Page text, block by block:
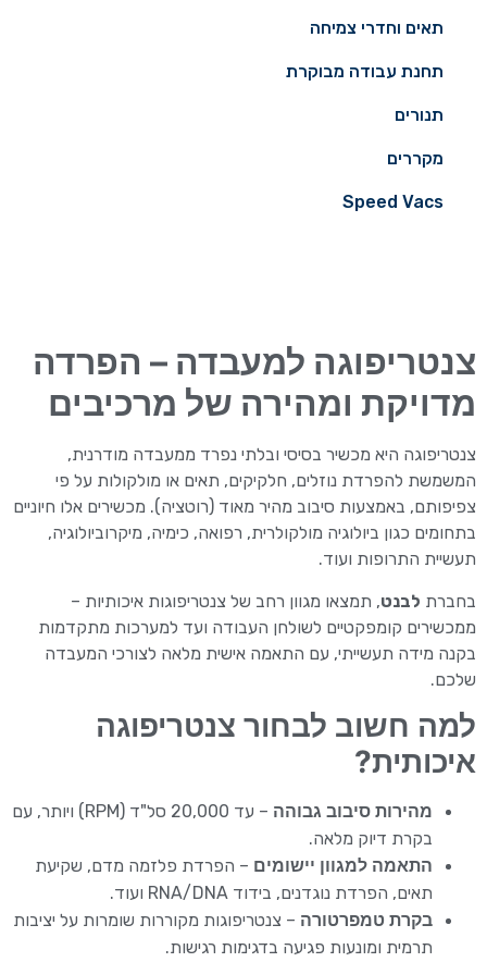
תאים וחדרי צמיחה
תחנת עבודה מבוקרת
תנורים
מקררים
Speed ​​Vacs
צנטריפוגה למעבדה – הפרדה
מדויקת ומהירה של מרכיבים
צנטריפוגה היא מכשיר בסיסי ובלתי נפרד ממעבדה מודרנית,
המשמשת להפרדת נוזלים, חלקיקים, תאים או מולקולות על פי
צפיפותם, באמצעות סיבוב מהיר מאוד (רוטציה). מכשירים אלו חיוניים
בתחומים כגון ביולוגיה מולקולרית, רפואה, כימיה, מיקרוביולוגיה,
תעשיית התרופות ועוד.
בחברת לבנט, תמצאו מגוון רחב של צנטריפוגות איכותיות –
ממכשירים קומפקטיים לשולחן העבודה ועד למערכות מתקדמות
בקנה מידה תעשייתי, עם התאמה אישית מלאה לצורכי המעבדה
שלכם.
למה חשוב לבחור צנטריפוגה
איכותית?
מהירות סיבוב גבוהה
– עד 20,000 סל"ד (RPM) ויותר, עם
בקרת דיוק מלאה.
התאמה למגוון יישומים – הפרדת פלזמה מדם, שקיעת
תאים, הפרדת נוגדנים, בידוד RNA/DNA ועוד.
בקרת טמפרטורה – צנטריפוגות מקוררות שומרות על יציבות
תרמית ומונעות פגיעה בדגימות רגישות.